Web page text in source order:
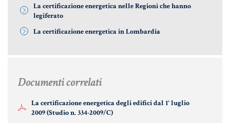
TARSU
TASSAZIONE ATTI IMMOBILIARI
Informative Generali
ANTIRICICLAGGIO
La certificazione energetica nelle Regioni che hanno
legiferato
La certificazione energetica in Lombardia
Documenti correlati
La certificazione energetica degli edifici dal 1° luglio
2009 (Studio n. 334-2009/C)